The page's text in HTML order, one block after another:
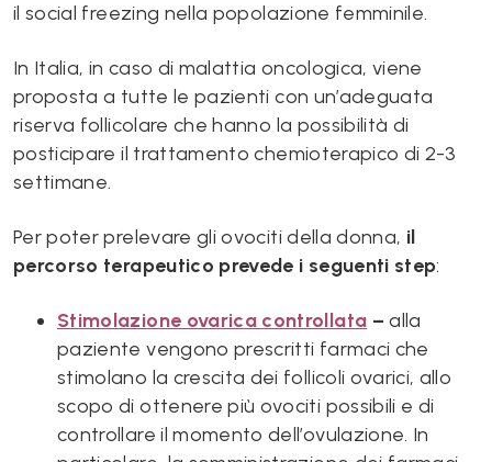
il social freezing nella popolazione femminile.
In Italia, in caso di malattia oncologica, viene
proposta a tutte le pazienti con un’adeguata
riserva follicolare che hanno la possibilità di
posticipare il trattamento chemioterapico di 2-3
settimane.
Per poter prelevare gli ovociti della donna, il
percorso terapeutico prevede i seguenti step:
Stimolazione ovarica controllata – alla
paziente vengono prescritti farmaci che
stimolano la crescita dei follicoli ovarici, allo
scopo di ottenere più ovociti possibili e di
controllare il momento dell’ovulazione. In